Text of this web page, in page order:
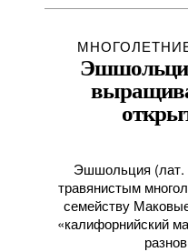
Эшшольция (лат.
травянистым
семейству
«калифорнийский